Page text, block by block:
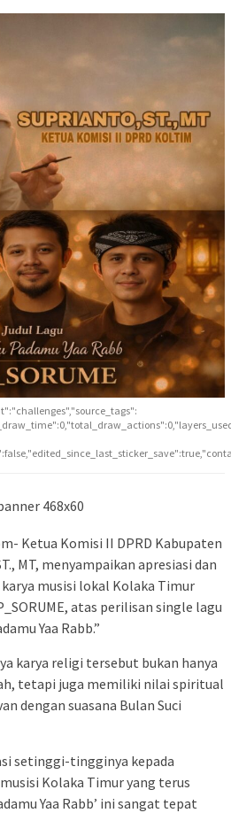
Ketua Komisi II DPRD Kabupaten
MT, menyampaikan apresiasi dan
musisi lokal Kolaka Timur
atas perilisan single lagu
Yaa Rabb.”
karya religi tersebut bukan hanya
tetapi juga memiliki nilai spiritual
dengan suasana Bulan Suci
setinggi-tingginya kepada
Kolaka Timur yang terus
Yaa Rabb’ ini sangat tepat